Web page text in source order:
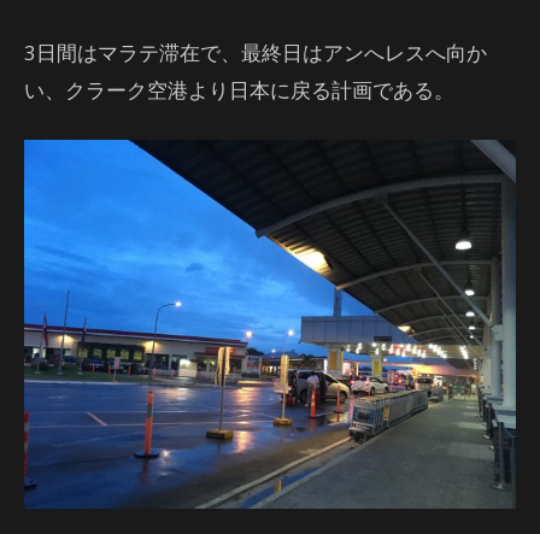
3日間はマラテ滞在で、最終日はアンへレスへ向か
い、クラーク空港より日本に戻る計画である。